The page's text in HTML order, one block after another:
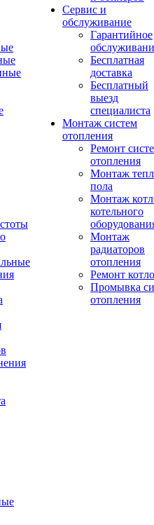
Сервис и
обслуживание
Гарантийное
Бесплатная
доставка
Бесплатный
выезд
специалиста
Монтаж систем
отопления
Ремонт
отопления
Монтаж
пола
Монтаж
котельного
Монтаж
радиаторов
отопления
Ремонт
Промывка
отопления